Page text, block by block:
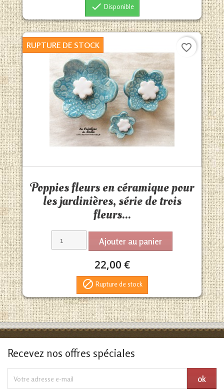
 Disponible
Poppies fleurs en céramique pour
les jardinières, série de trois
fleurs...
Ajouter au panier
22,00 €
 Rupture de stock
RUPTURE DE STOCK favorite_border
Recevez nos offres spéciales